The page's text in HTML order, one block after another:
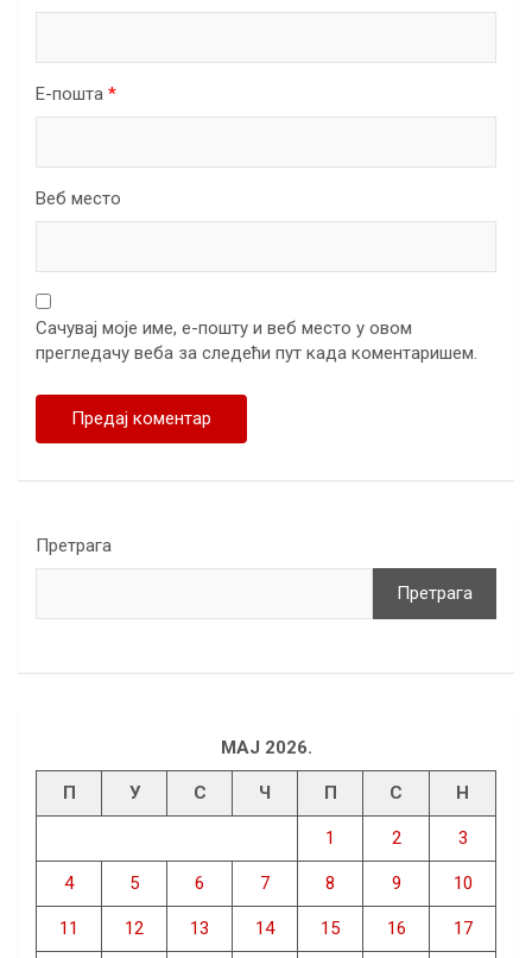
Е-пошта *
Веб место
Сачувај моје име, е-пошту и веб место у овом
прегледачу веба за следећи пут када коментаришем.
Претрага
Претрага
МАЈ 2026.
П У С Ч П С Н
1 2 3
4 5 6 7 8 9 10
11 12 13 14 15 16 17